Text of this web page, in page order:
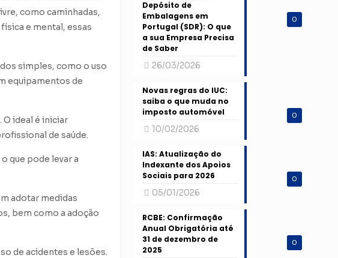
como caminhadas,
e mental, essas
simples, como o uso
equipamentos de
ideal é iniciar
de saúde.
que pode levar a
adotar medidas
bem como a adoção
de acidentes e lesões.
0
Depósito de
Embalagens em
Portugal (SDR): O que
a sua Empresa Precisa
de Saber
26/03/2026
0
Novas regras do IUC:
saiba o que muda no
imposto automóvel
10/02/2026
0
IAS: Atualização do
Indexante dos Apoios
Sociais para 2026
05/01/2026
0
RCBE: Confirmação
Anual Obrigatória até
31 de dezembro de
2025